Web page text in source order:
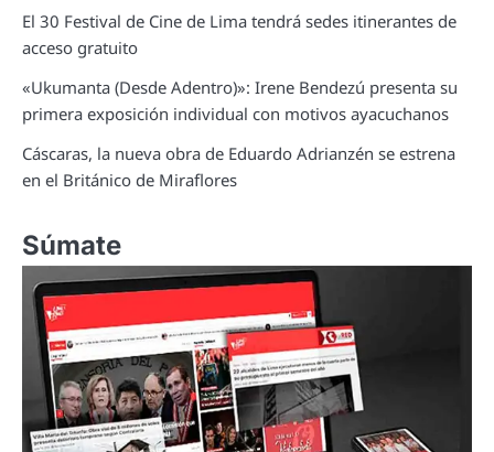
El 30 Festival de Cine de Lima tendrá sedes itinerantes de
acceso gratuito
«Ukumanta (Desde Adentro)»: Irene Bendezú presenta su
primera exposición individual con motivos ayacuchanos
Cáscaras, la nueva obra de Eduardo Adrianzén se estrena
en el Británico de Miraflores
Súmate